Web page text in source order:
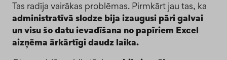
Tas radīja vairākas problēmas. Pirmkārt jau tas, ka
administratīvā slodze bija izaugusi pāri galvai
un visu šo datu ievadīšana no papīriem Excel
aizņēma ārkārtīgi daudz laika.